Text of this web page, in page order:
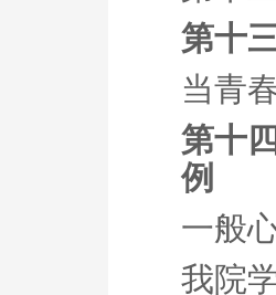
第十
当青
第十
例
一般
我院